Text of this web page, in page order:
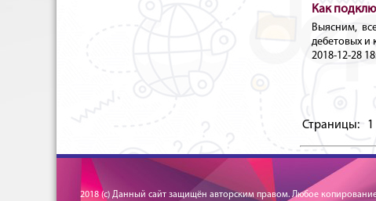
Как
Выясним,
дебетовых и
2018-12-28
Страницы: 1
2018 (c) Данный сайт защищён авторским правом. Любое